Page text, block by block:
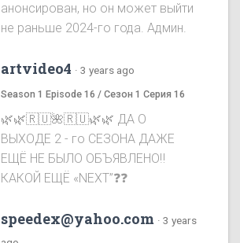
анонсирован, но он может выйти
не раньше 2024-го года. Админ.
artvideo4 · 3 years ago
Season 1 Episode 16 / Сезон 1 Серия 16
🌿🌿🇷🇺🌺🇷🇺🌿🌿 ДА О
ВЫХОДЕ 2 - го СЕЗОНА ДАЖЕ
ЕЩЁ НЕ БЫЛО ОБЪЯВЛЕНО‼️
КАКОЙ ЕЩЁ «NEXT”❓❓
speedex@yahoo.com · 3 years